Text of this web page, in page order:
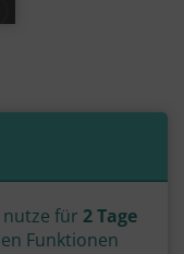
für 2 Tage
Funktionen